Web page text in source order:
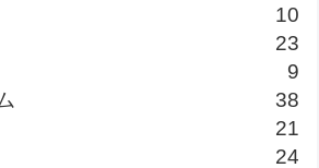
10
23
9
38
21
24